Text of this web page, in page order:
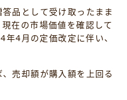
品として受け取ったまま
在の市場価値を確認して
4月の定価改定に伴い、
売却額が購入額を上回る